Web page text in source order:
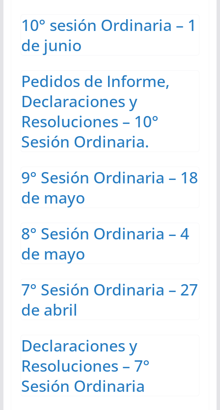
10° sesión Ordinaria – 1
de junio
Pedidos de Informe,
Declaraciones y
Resoluciones – 10°
Sesión Ordinaria.
9° Sesión Ordinaria – 18
de mayo
8° Sesión Ordinaria – 4
de mayo
7° Sesión Ordinaria – 27
de abril
Declaraciones y
Resoluciones – 7°
Sesión Ordinaria